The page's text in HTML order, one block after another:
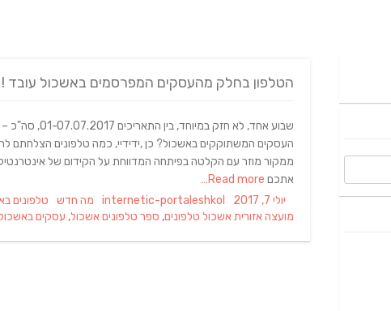
הטלפון בחלק מהעסקים המפרסמים באשכול עובד
העסקים המשתוקקים באשכול? כן ,ידידיי, כמה טלפונים הצלחתם
אתכם
Posted
on
יולי 7, 2017 Author
internetic-portaleshkol
Categories
מה חדש Tags
טלפונים
מועצה אזורית אשכול טלפונים, ספר טלפונים אשכול, עסקים